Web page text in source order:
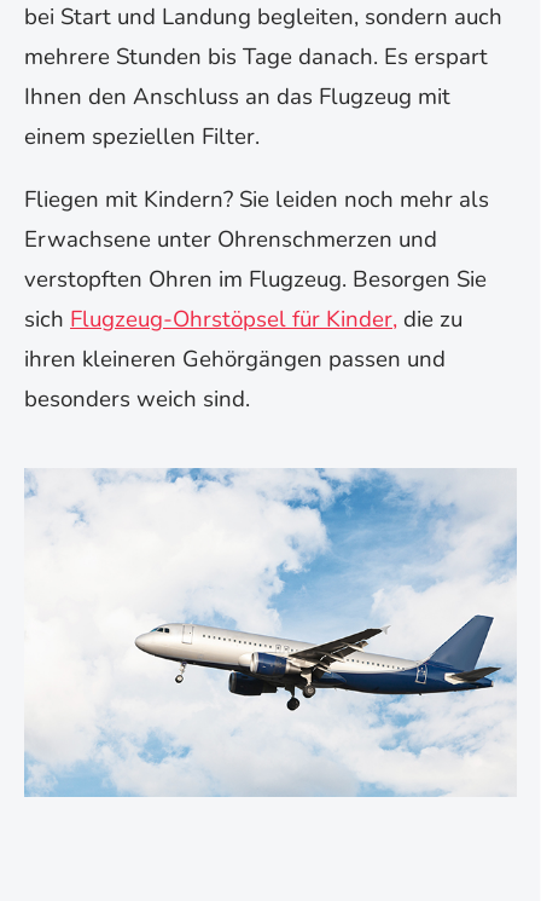
bei Start und Landung begleiten, sondern auch
mehrere Stunden bis Tage danach. Es erspart
Ihnen den Anschluss an das Flugzeug mit
einem speziellen Filter.
Fliegen mit Kindern? Sie leiden noch mehr als
Erwachsene unter Ohrenschmerzen und
verstopften Ohren im Flugzeug. Besorgen Sie
sich Flugzeug-Ohrstöpsel für Kinder,die zu
ihren kleineren Gehörgängen passen und
besonders weich sind.